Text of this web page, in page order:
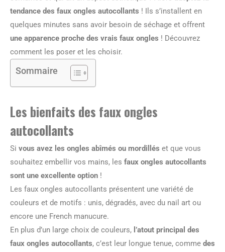
tendance des faux ongles autocollants ! Ils s’installent en
quelques minutes sans avoir besoin de séchage et offrent
une apparence proche des vrais faux ongles ! Découvrez
comment les poser et les choisir.
Sommaire
Les bienfaits des faux ongles
autocollants
Si vous avez les ongles abîmés ou mordillés et que vous
souhaitez embellir vos mains, les faux ongles autocollants
sont une excellente option !
Les faux ongles autocollants présentent une variété de
couleurs et de motifs : unis, dégradés, avec du nail art ou
encore une French manucure.
En plus d’un large choix de couleurs, l’atout principal des
faux ongles autocollants, c’est leur longue tenue, comme des